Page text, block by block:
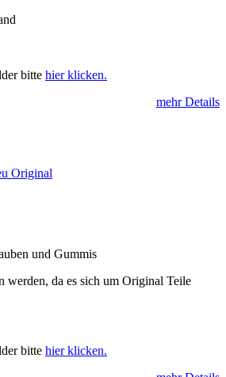
bitte hier klicken.
mehr Details
Original
und Gummis
werden, da es sich um Original Teile
bitte hier klicken.